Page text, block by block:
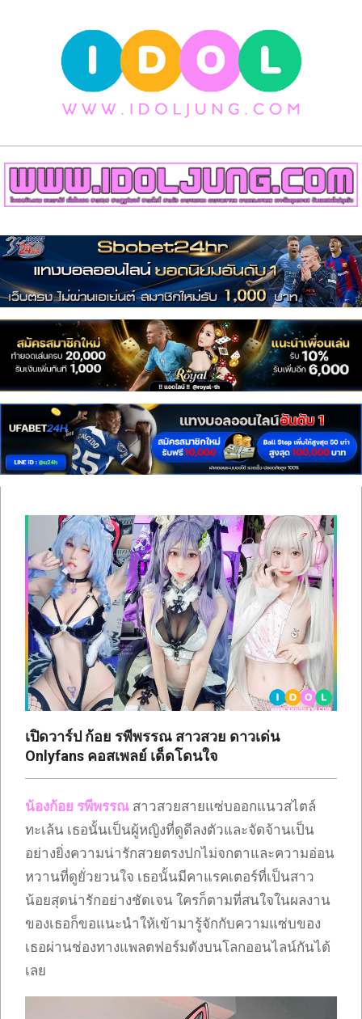
วาร์
ป
สาว
สวย
เน็ต
ไอ
ดอล
สาว
เซ็กซี่
สาว
ติ๊ก
ต็อก
ดาว
ทวิ
ต
เตอร์
ONLYFANS
Primary
Navigation
เปิดวาร์ป ก้อย รพีพรรณ สาวสวย ดาวเด่น
Onlyfans คอสเพลย์ เด็ดโดนใจ
น้องก้อย รพีพรรณ สาวสวยสายแซ่บออกแนวสไตล์
ทะเล้น เธอนั้นเป็นผู้หญิงที่ดูดีลงตัวและจัดจ้านเป็น
อย่างยิ่งความน่ารักสวยตรงปกไม่จกตาและความอ่อน
หวานที่ดูยั่วยวนใจ เธอนั้นมีคาแรคเตอร์ที่เป็นสาว
น้อยสุดน่ารักอย่างชัดเจน ใครก็ตามที่สนใจในผลงาน
ของเธอก็ขอแนะนำให้เข้ามารู้จักกับความแซ่บของ
เธอผ่านช่องทางแพลตฟอร์มดังบนโลกออนไลน์กันได้
เลย